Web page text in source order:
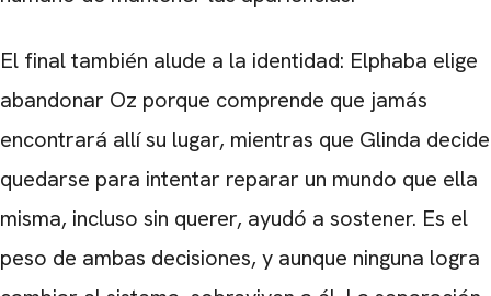
El final también alude a la identidad: Elphaba elige
abandonar Oz porque comprende que jamás
encontrará allí su lugar, mientras que Glinda decide
quedarse para intentar reparar un mundo que ella
misma, incluso sin querer, ayudó a sostener. Es el
peso de ambas decisiones, y aunque ninguna logra